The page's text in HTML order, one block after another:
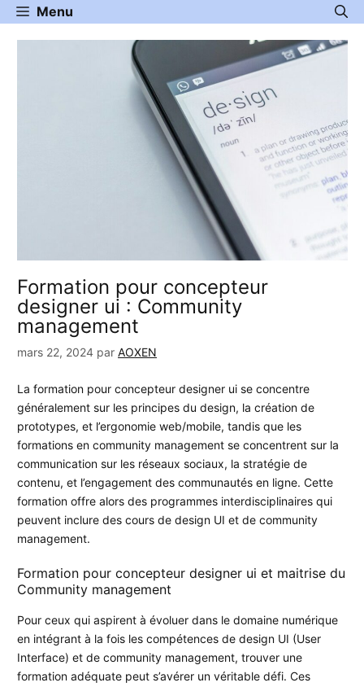
Aller
au
Menu
Formation pour concepteur
designer ui : Community
management
mars 22, 2024 par AOXEN
La formation pour concepteur designer ui se concentre
généralement sur les principes du design, la création de
prototypes, et l’ergonomie web/mobile, tandis que les
formations en community management se concentrent sur la
communication sur les réseaux sociaux, la stratégie de
contenu, et l’engagement des communautés en ligne. Cette
formation offre alors des programmes interdisciplinaires qui
peuvent inclure des cours de design UI et de community
management.
Formation pour concepteur designer ui et maitrise du
Community management
Pour ceux qui aspirent à évoluer dans le domaine numérique
en intégrant à la fois les compétences de design UI (User
Interface) et de community management, trouver une
formation adéquate peut s’avérer un véritable défi. Ces